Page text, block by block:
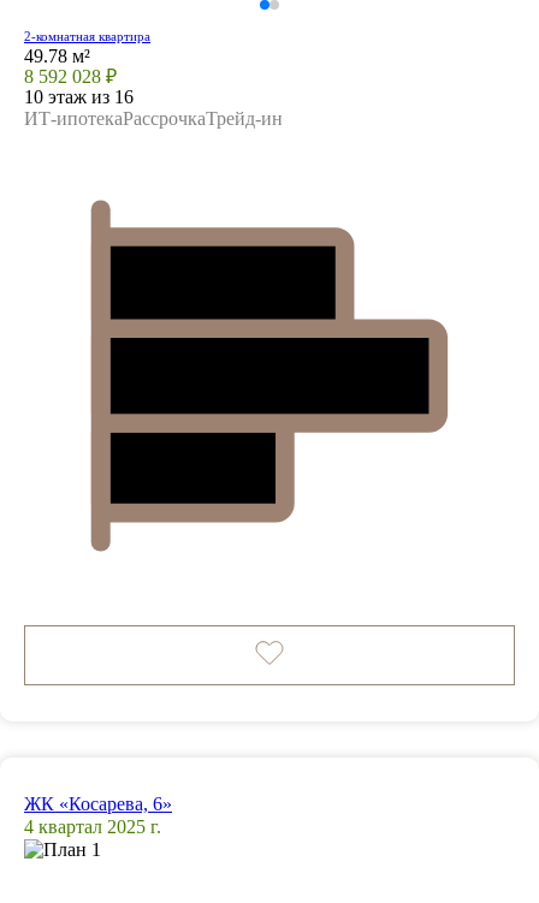
2-комнатная квартира
49.78 м²
8 592 028 ₽
10 этаж из 16
ИТ-ипотекаРассрочкаТрейд-ин
ЖК «Косарева, 6»
4 квартал 2025 г.